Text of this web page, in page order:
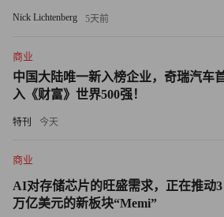
出行买单。”
大都会人寿体育场将承办8场世界杯比
的决赛。由于场馆停车位有限——国
台JustPark目前仅提供少量车位，单
从纽约市出发的多数球迷来说，火车
今年3月，美国联邦交通管理局（
Administration）宣布向11个主办城市
Nick Lichtenberg 5天前
商业
中国大陆唯一新入榜企业，奇瑞汽车
入《财富》世界500强！
特刊 今天
商业
AI对存储芯片的旺盛需求，正在推动3
万亿美元的新板块“Memi”